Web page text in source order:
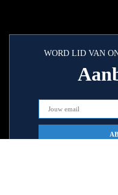
WORD LID VAN